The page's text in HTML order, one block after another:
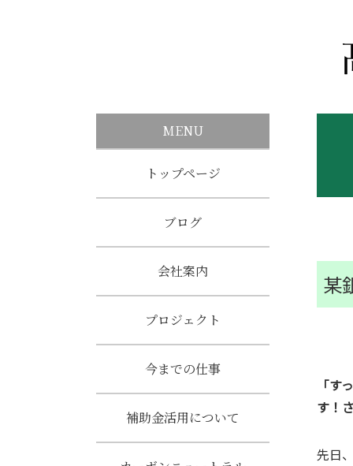
某
「す
す！
先日
MENU
トップページ
ブログ
会社案内
プロジェクト
今までの仕事
補助金活用について